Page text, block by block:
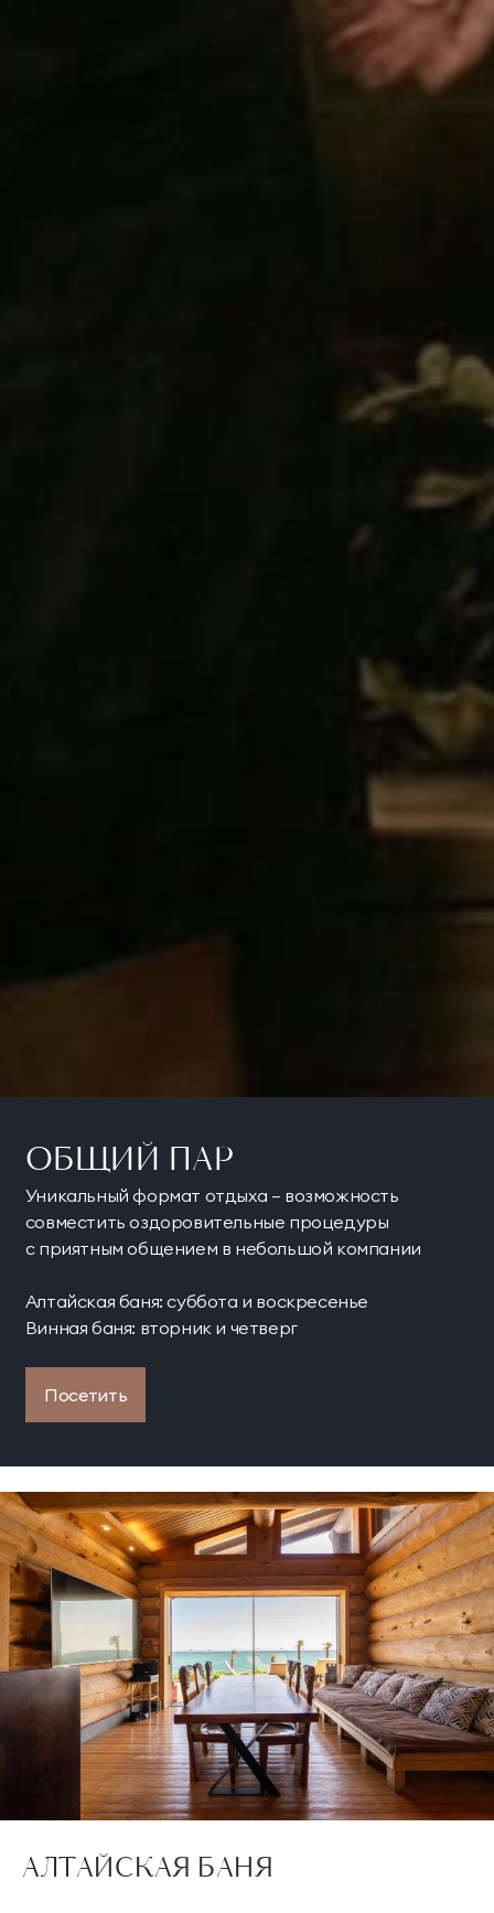
ОБЩИЙ ПАР
Уникальный формат отдыха — возможность
совместить оздоровительные процедуры
с приятным общением в небольшой компании
Алтайская баня: суббота и воскресенье
Винная баня: вторник и четверг
Посетить
АЛТАЙСКАЯ БАНЯ